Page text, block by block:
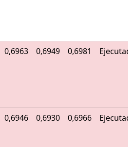
0,6963 0,6949 0,6981
0,6946 0,6930 0,6966